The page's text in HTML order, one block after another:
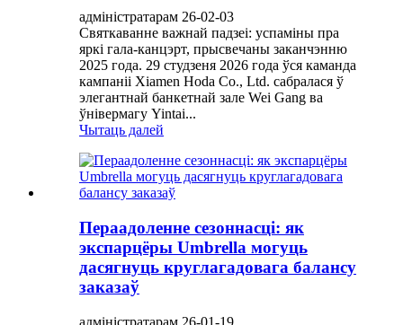
адміністратарам 26-02-03
Святкаванне важнай падзеі: успаміны пра
яркі гала-канцэрт, прысвечаны заканчэнню
2025 года. 29 студзеня 2026 года ўся каманда
кампаніі Xiamen Hoda Co., Ltd. сабралася ў
элегантнай банкетнай зале Wei Gang ва
ўнівермагу Yintai...
Чытаць далей
Пераадоленне сезоннасці: як
экспарцёры Umbrella могуць
дасягнуць круглагадовага балансу
заказаў
адміністратарам 26-01-19